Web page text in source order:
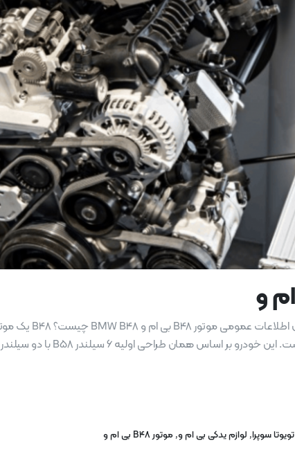
تویوتا سوپرا, لوازم یدکی بی ام و, موتور B48 بی ام و